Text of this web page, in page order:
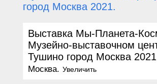
Выставка Мы-Планета-
Музейно-выставочном
Тушино город Москва
Москва. Увеличить